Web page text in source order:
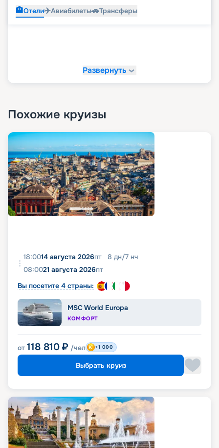
🏨Отели✈️Авиабилеты🚗Трансферы
Развернуть
Похожие круизы
18:0014 августа 2026пт 8 дн/7 нч
08:0021 августа 2026пт
Вы посетите 4 страны:
MSC World Europa
КОМФОРТ
от 118 810 ₽ /чел +1 000
Выбрать круиз